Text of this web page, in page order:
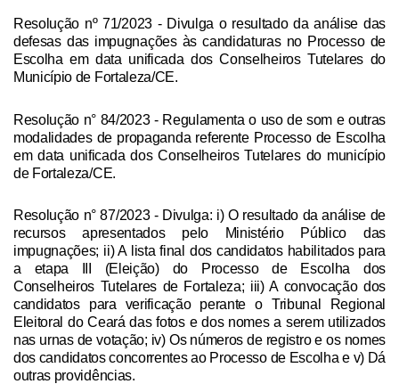
Resolução nº 71/2023- Divulga o resultado da análise das
defesas das impugnações às candidaturas no Processo de
Escolha em data unificada dos Conselheiros Tutelares do
Município de Fortaleza/CE.
Resolução n° 84/2023- Regulamenta o uso de som e outras
modalidades de propaganda referente Processo de Escolha
em data unificada dos Conselheiros Tutelares do município
de Fortaleza/CE.
Resolução n° 87/2023- Divulga: i) O resultado da análise de
recursos apresentados pelo Ministério Público das
impugnações; ii) A lista final dos candidatos habilitados para
a etapa III (Eleição) do Processo de Escolha dos
Conselheiros Tutelares de Fortaleza; iii) A convocação dos
candidatos para verificação perante o Tribunal Regional
Eleitoral do Ceará das fotos e dos nomes a serem utilizados
nas urnas de votação; iv) Os números de registro e os nomes
dos candidatos concorrentes ao Processo de Escolha e v) Dá
outras providências.